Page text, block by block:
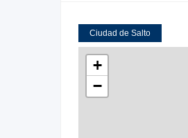
Ciudad de Salto
+
−